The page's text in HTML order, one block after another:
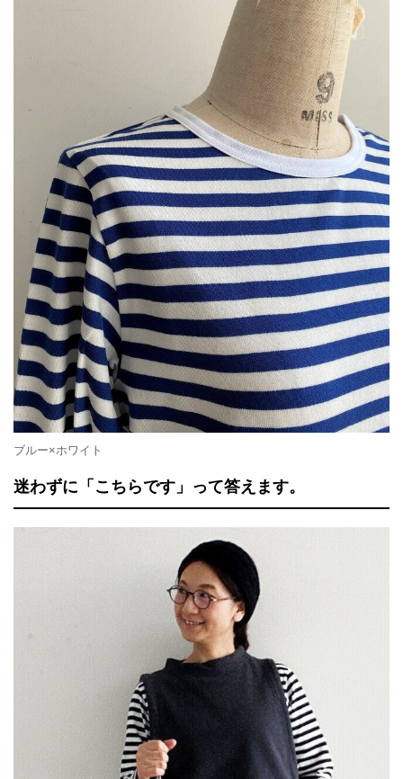
ブルー×ホワイト
迷わずに「こちらです」って答えます。